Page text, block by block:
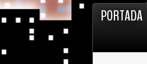
PORTADA